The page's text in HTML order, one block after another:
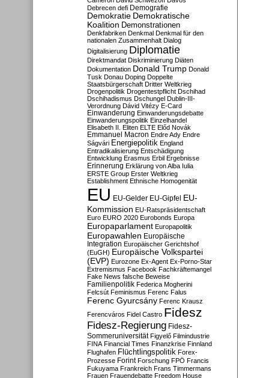
Debrecen defi Demografie
Demokratie Demokratische
Koalition Demonstrationen
Denkfabriken Denkmal Denkmal für den
nationalen Zusammenhalt Dialog
Digitalisierung Diplomatie
Direktmandat Diskriminierung Diäten
Dokumentation Donald Trump Donald
Tusk Donau Doping Doppelte
Staatsbürgerschaft Dritter Weltkrieg
Drogenpolitik Drogentestpflicht Dschihad
Dschihadismus Dschungel Dublin-III-
Verordnung Dávid Vitézy E-Card
Einwanderung Einwanderungsdebatte
Einwanderungspolitik Einzelhandel
Elisabeth II. Eliten ELTE Előd Novák
Emmanuel Macron Endre Ady Endre
Ságvári Energiepolitik England
Entradikalisierung Entschädigung
Entwicklung Erasmus Erbil Ergebnisse
Erinnerung Erklärung von Alba Iulia
ERSTE Group Erster Weltkrieg
Establishment Ethnische Homogenität
EU EU-Gelder EU-Gipfel EU-
Kommission EU-Ratspräsidentschaft
Euro EURO 2020 Eurobonds Europa
Europaparlament Europapolitik
Europawahlen Europäische
Integration Europäischer Gerichtshof
(EuGH) Europäische Volkspartei
(EVP) Eurozone Ex-Agent Ex-Porno-Star
Extremismus Facebook Fachkräftemangel
Fake News falsche Beweise
Familienpolitik Federica Mogherini
Felcsút Feminismus Ferenc Falus
Ferenc Gyurcsány Ferenc Krausz
Ferencváros Fidel Castro Fidesz
Fidesz-Regierung Fidesz-
Sommeruniversität Figyelő Filmindustrie
FINA Financial Times Finanzkrise Finnland
Flughafen Flüchtlingspolitik Forex-
Prozesse Forint Forschung FPÖ Francis
Fukuyama Frankreich Frans Timmermans
Frauen Frauendebatte Freedom House